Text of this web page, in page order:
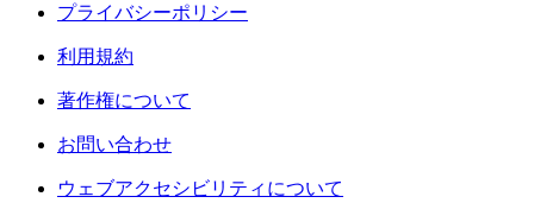
プライバシーポリシー
利用規約
著作権について
お問い合わせ
ウェブアクセシビリティについて